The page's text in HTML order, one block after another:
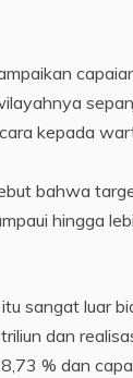
kepada
bahwa
hingga
sangat luar
dan
% dan